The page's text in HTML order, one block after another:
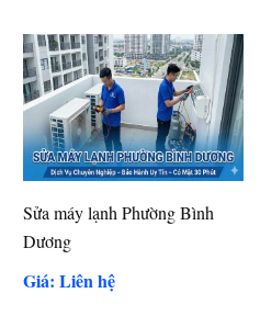
Sửa máy lạnh Phường Bình
Dương
Giá: Liên hệ